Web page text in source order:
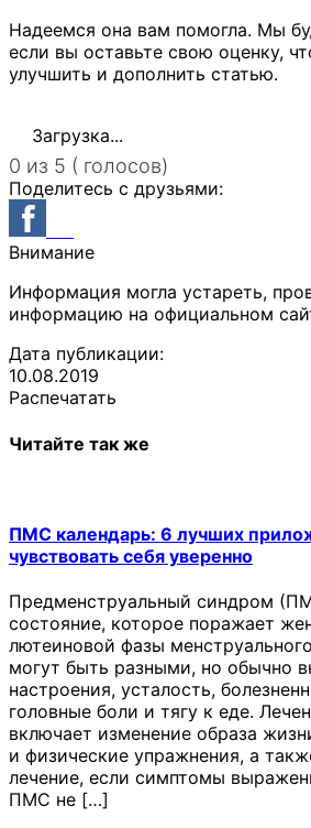
Надеемся она вам помогла. Мы
если вы оставьте свою оценку,
улучшить и дополнить статью.
Загрузка...
0 из 5 ( голосов)
Поделитесь с друзьями:
Внимание
Информация могла устареть,
информацию на официальном
Дата публикации:
10.08.2019
Распечатать
Читайте так же
ПМС календарь: 6 лучших
чувствовать себя уверенно
Предменструальный синдром
состояние, которое поражает
лютеиновой фазы
могут быть разными, но обычно
настроения, усталость,
головные боли и тягу к еде.
включает изменение образа
и физические упражнения, а
лечение, если симптомы
ПМС не […]